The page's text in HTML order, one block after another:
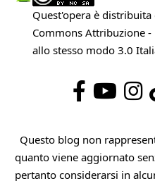
Quest'opera è distribuita
Commons Attribuzione
allo stesso modo 3.0
Questo blog non
quanto viene aggiornato
pertanto considerarsi in